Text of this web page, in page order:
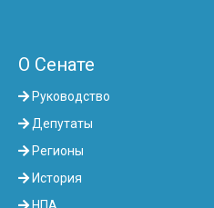
О Сенате
Руководство
Депутаты
Регионы
История
НПА